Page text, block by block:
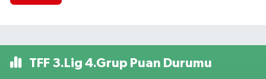
TFF 3.Lig 4.Grup Puan Durumu